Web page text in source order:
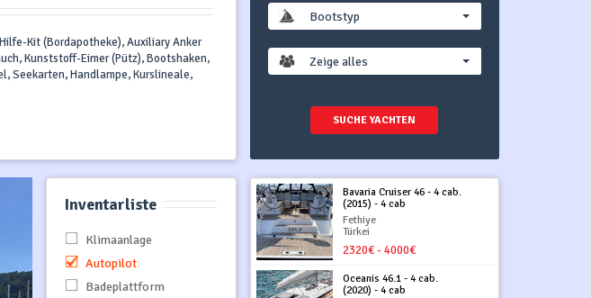
Kit (Bordapotheke), Auxiliary Anker
Kunststoff-Eimer (Pütz), Bootshaken,
Seekarten, Handlampe, Kurslineale,
Bootstyp
Zeige alles
SUCHE YACHTEN
Inventarliste
Klimaanlage
Autopilot
Badeplattform
Bavaria Cruiser 46 - 4 cab.
(2015) - 4 cab
Fethiye
Türkei
2320€ - 4000€
Oceanis 46.1 - 4 cab.
(2020) - 4 cab